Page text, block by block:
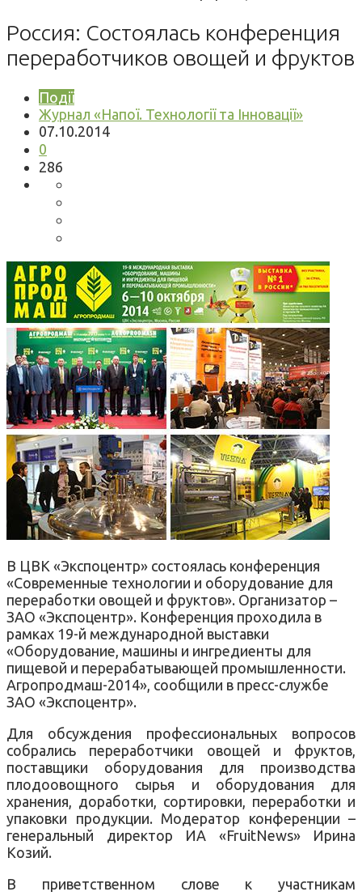
Россия: Состоялась конференция
переработчиков овощей и фруктов
Події
Журнал «Напої. Технології та Інновації»
07.10.2014
0
286
В ЦВК «Экспоцентр» состоялась конференция
«Современные технологии и оборудование для
переработки овощей и фруктов». Организатор –
ЗАО «Экспоцентр». Конференция проходила в
рамках 19-й международной выставки
«Оборудование, машины и ингредиенты для
пищевой и перерабатывающей промышленности.
Агропродмаш-2014», сообщили в пресс-службе
ЗАО «Экспоцентр».
Для обсуждения профессиональных вопросов
собрались переработчики овощей и фруктов,
поставщики оборудования для производства
плодоовощного сырья и оборудования для
хранения, доработки, сортировки, переработки и
упаковки продукции. Модератор конференции –
генеральный директор ИА «FruitNews» Ирина
Козий.
В приветственном слове к участникам